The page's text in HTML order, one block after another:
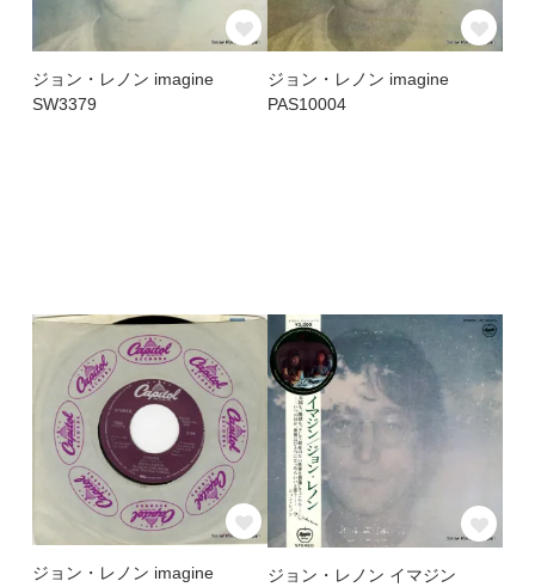
ジョン・レノン imagine
SW3379
ジョン・レノン imagine
PAS10004
ジョン・レノン imagine
ジョン・レノン イマジン